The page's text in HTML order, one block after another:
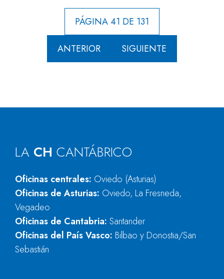
PÁGINA 41 DE 131
ANTERIOR SIGUIENTE
LA CH CANTÁBRICO
Oficinas centrales: Oviedo (Asturias)
Oficinas de Asturias: Oviedo, La Fresneda,
Vegadeo
Oficinas de Cantabria: Santander
Oficinas del País Vasco: Bilbao y Donostia/San
Sebastián